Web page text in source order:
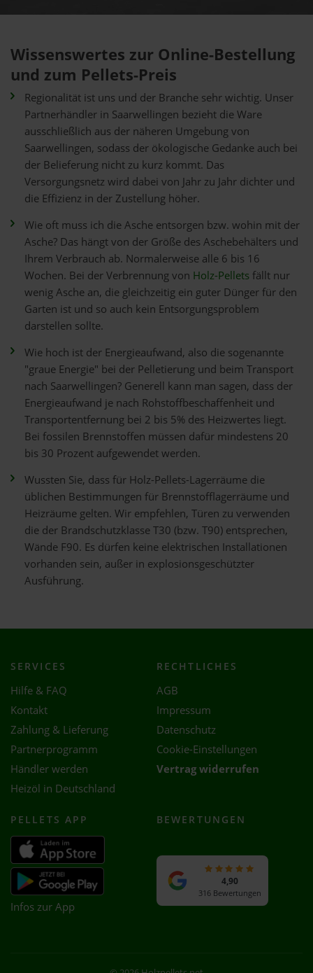
Wissenswertes zur Online-Bestellung
und zum Pellets-Preis
Regionalität ist uns und der Branche sehr wichtig. Unser
Partnerhändler in Saarwellingen bezieht die Ware
ausschließlich aus der näheren Umgebung von
Saarwellingen, sodass der ökologische Gedanke auch bei
der Belieferung nicht zu kurz kommt. Das
Versorgungsnetz wird dabei von Jahr zu Jahr dichter und
die Effizienz in der Zustellung höher.
Wie oft muss ich die Asche entsorgen bzw. wohin mit der
Asche? Das hängt von der Größe des Aschebehälters und
Ihrem Verbrauch ab. Normalerweise alle 6 bis 16
Wochen. Bei der Verbrennung von Holz-Pelletsfällt nur
wenig Asche an, die gleichzeitig ein guter Dünger für den
Garten ist und so auch kein Entsorgungsproblem
darstellen sollte.
Wie hoch ist der Energieaufwand, also die sogenannte
"graue Energie" bei der Pelletierung und beim Transport
nach Saarwellingen? Generell kann man sagen, dass der
Energieaufwand je nach Rohstoffbeschaffenheit und
Transportentfernung bei 2 bis 5% des Heizwertes liegt.
Bei fossilen Brennstoffen müssen dafür mindestens 20
bis 30 Prozent aufgewendet werden.
Wussten Sie, dass für Holz-Pellets-Lagerräume die
üblichen Bestimmungen für Brennstofflagerräume und
Heizräume gelten. Wir empfehlen, Türen zu verwenden
die der Brandschutzklasse T30 (bzw. T90) entsprechen,
Wände F90. Es dürfen keine elektrischen Installationen
vorhanden sein, außer in explosionsgeschützter
Ausführung.
SERVICES
Hilfe & FAQ
Kontakt
Zahlung & Lieferung
Partnerprogramm
Händler werden
Heizöl in Deutschland
RECHTLICHES
AGB
Impressum
Datenschutz
Cookie-Einstellungen
Vertrag widerrufen
PELLETS APP
Infos zur App
BEWERTUNGEN
4,90
316 Bewertungen